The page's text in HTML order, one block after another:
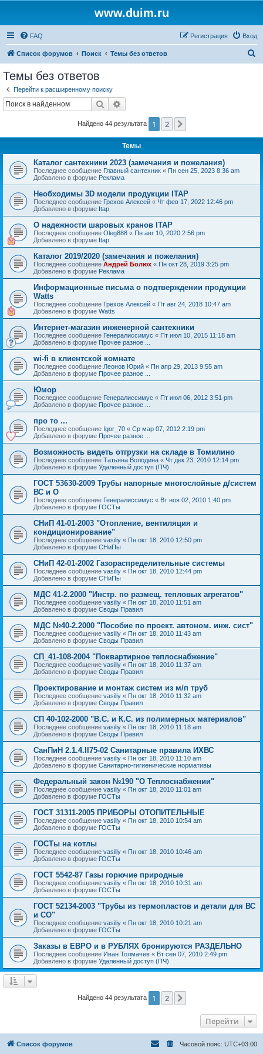
www.duim.ru
FAQ Вход
Регистрация
Список форумов Поиск Темы без ответов
Темы без ответов
Перейти к расширенному поиску
Поиск
Найдено 44 результата 1 2
Темы
Каталог сантехники 2023 (замечания и пожелания)
Последнее сообщение Главный сантехник « Пн сен 25, 2023 8:36 am
Добавлено в форуме Реклама
Необходимы 3D модели продукции ITAP
Последнее сообщение Грехов Алексей « Чт фев 17, 2022 12:46 pm
Добавлено в форуме Itap
О надежности шаровых кранов ITAP
Последнее сообщение Oleg888 « Пн авг 10, 2020 2:56 pm
Добавлено в форуме Itap
Каталог 2019/2020 (замечания и пожелания)
Последнее сообщение Андрей Болюх « Пн окт 28, 2019 3:25 pm
Добавлено в форуме Реклама
Информационные письма о подтверждении продукции
Watts
Последнее сообщение Грехов Алексей « Пт авг 24, 2018 10:47 am
Добавлено в форуме Watts
Интернет-магазин инженерной сантехники
Последнее сообщение Генералиссимус « Пт июл 10, 2015 11:18 am
Добавлено в форуме Прочее разное ...
wi-fi в клиентской комнате
Последнее сообщение Леонов Юрий « Пн апр 29, 2013 9:55 am
Добавлено в форуме Прочее разное ...
Юмор
Последнее сообщение Генералиссимус « Пт июл 06, 2012 3:51 pm
Добавлено в форуме Прочее разное ...
про то ...
Последнее сообщение Igor_70 « Ср мар 07, 2012 2:19 pm
Добавлено в форуме Прочее разное ...
Возможность видеть отгрузки на складе в Томилино
Последнее сообщение Татьяна Володина « Чт дек 23, 2010 12:14 pm
Добавлено в форуме Удаленный доступ (ПЧ)
ГОСТ 53630-2009 Трубы напорные многослойные д/систем
ВС и О
Последнее сообщение Генералиссимус « Вт ноя 02, 2010 1:40 pm
Добавлено в форуме ГОСТы
СНиП 41-01-2003 "Отопление, вентиляция и
кондиционирование"
Последнее сообщение vasiliy « Пн окт 18, 2010 12:50 pm
Добавлено в форуме СНиПы
СНиП 42-01-2002 Газораспределительные системы
Последнее сообщение vasiliy « Пн окт 18, 2010 12:44 pm
Добавлено в форуме СНиПы
МДС 41-2.2000 "Инстр. по размещ. тепловых агрегатов"
Последнее сообщение vasiliy « Пн окт 18, 2010 11:51 am
Добавлено в форуме Своды Правил
МДС №40-2.2000 "Пособие по проект. автоном. инж. сист"
Последнее сообщение vasiliy « Пн окт 18, 2010 11:43 am
Добавлено в форуме Своды Правил
СП_41-108-2004 "Поквартирное теплоснабжение"
Последнее сообщение vasiliy « Пн окт 18, 2010 11:37 am
Добавлено в форуме Своды Правил
Проектирование и монтаж систем из м/п труб
Последнее сообщение vasiliy « Пн окт 18, 2010 11:32 am
Добавлено в форуме Своды Правил
СП 40-102-2000 "В.С. и К.С. из полимерных материалов"
Последнее сообщение vasiliy « Пн окт 18, 2010 11:18 am
Добавлено в форуме Своды Правил
СанПиН 2.1.4.II75-02 Санитарные правила ИХВС
Последнее сообщение vasiliy « Пн окт 18, 2010 11:10 am
Добавлено в форуме Санитарно-гигиенические нормативы
Федеральный закон №190 "О Теплоснабжении"
Последнее сообщение vasiliy « Пн окт 18, 2010 11:01 am
Добавлено в форуме ГОСТы
ГОСТ 31311-2005 ПРИБОРЫ ОТОПИТЕЛЬНЫЕ
Последнее сообщение vasiliy « Пн окт 18, 2010 10:54 am
Добавлено в форуме ГОСТы
ГОСТы на котлы
Последнее сообщение vasiliy « Пн окт 18, 2010 10:46 am
Добавлено в форуме ГОСТы
ГОСТ 5542-87 Газы горючие природные
Последнее сообщение vasiliy « Пн окт 18, 2010 10:31 am
Добавлено в форуме ГОСТы
ГОСТ 52134-2003 "Трубы из термопластов и детали для ВС
и СО"
Последнее сообщение vasiliy « Пн окт 18, 2010 10:21 am
Добавлено в форуме ГОСТы
Заказы в ЕВРО и в РУБЛЯХ бронируются РАЗДЕЛЬНО
Последнее сообщение Иван Толмачев « Вт сен 07, 2010 2:49 pm
Добавлено в форуме Удаленный доступ (ПЧ)
Найдено 44 результата 1 2
Перейти
Список форумов Часовой пояс: UTC+03:00